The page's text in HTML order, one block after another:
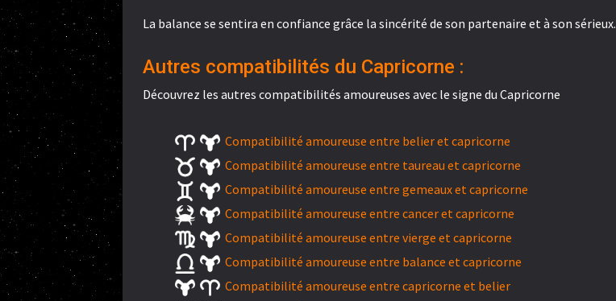
La balance se sentira en confiance grâce la sincérité de son partenaire et à son sérieux.
Autres compatibilités du Capricorne :
Découvrez les autres compatibilités amoureuses avec le signe du Capricorne
Compatibilité amoureuse entre belier et capricorne
Compatibilité amoureuse entre taureau et capricorne
Compatibilité amoureuse entre gemeaux et capricorne
Compatibilité amoureuse entre cancer et capricorne
Compatibilité amoureuse entre vierge et capricorne
Compatibilité amoureuse entre balance et capricorne
Compatibilité amoureuse entre capricorne et belier